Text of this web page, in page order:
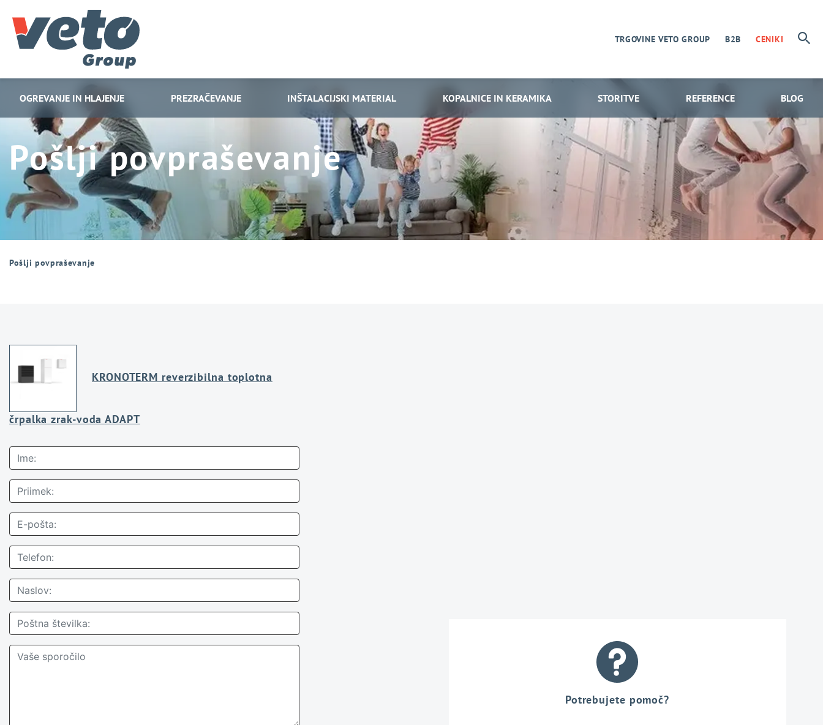
TRGOVINE VETO GROUP B2B CENIKI
OGREVANJE IN HLAJENJE PREZRAČEVANJE INŠTALACIJSKI MATERIAL KOPALNICE IN KERAMIKA STORITVE REFERENCE BLOG
Pošlji povpraševanje
Pošlji povpraševanje
KRONOTERM reverzibilna toplotna
črpalka zrak-voda ADAPT
Potrebujete pomoč?